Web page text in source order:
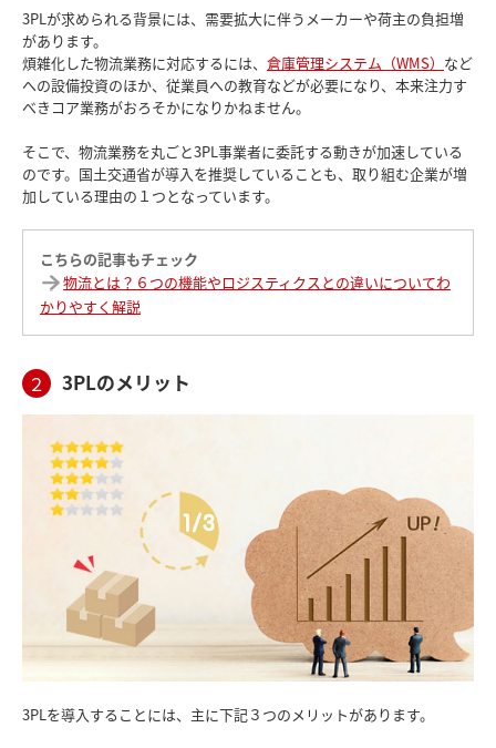
3PLが求められる背景には、需要拡大に伴うメーカーや荷主の負担増
があります。
煩雑化した物流業務に対応するには、 倉庫管理システム（WMS） など
への設備投資のほか、従業員への教育などが必要になり、本来注力す
べきコア業務がおろそかになりかねません。
そこで、物流業務を丸ごと3PL事業者に委託する動きが加速している
のです。国土交通省が導入を推奨していることも、取り組む企業が増
加している理由の１つとなっています。
こちらの記事もチェック
物流とは？６つの機能やロジスティクスとの違いについてわ
かりやすく解説
２ 3PLのメリット
3PLを導入することには、主に下記３つのメリットがあります。